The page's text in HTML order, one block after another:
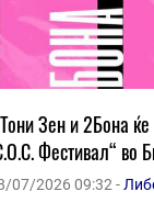
Зен и 2Бона ќе
Фестивал“ во
07/2026 09:32 -